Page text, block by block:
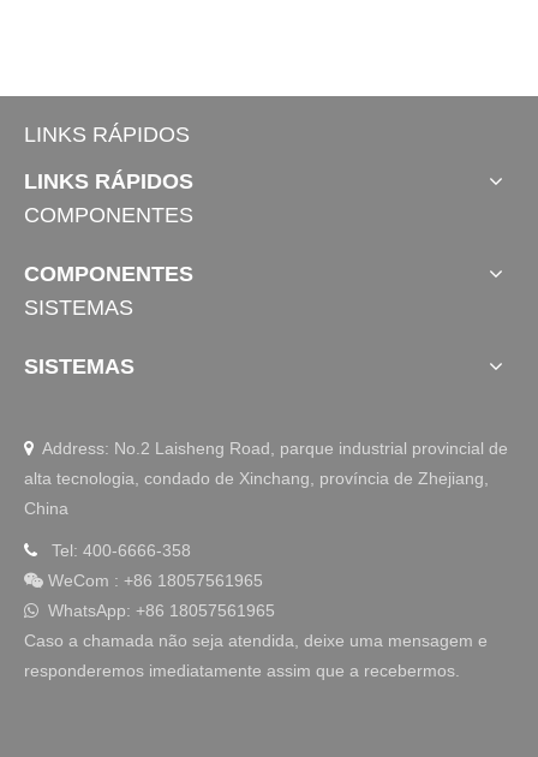
LINKS RÁPIDOS
LINKS RÁPIDOS
COMPONENTES
COMPONENTES
SISTEMAS
SISTEMAS
 Address: No.2 Laisheng Road, parque industrial provincial de
alta tecnologia, condado de Xinchang, província de Zhejiang,
China
 Tel: 400-6666-358
 WeCom : +86 18057561965
 WhatsApp: +86 18057561965
Caso a chamada não seja atendida, deixe uma mensagem e
responderemos imediatamente assim que a recebermos.